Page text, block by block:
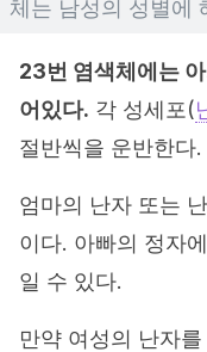
체는 남성의 성별에
23번 염색체에는
어있다. 각 성세포(
절반씩을 운반한다.
엄마의 난자 또는
이다. 아빠의 정자
일 수 있다.
만약 여성의 난자